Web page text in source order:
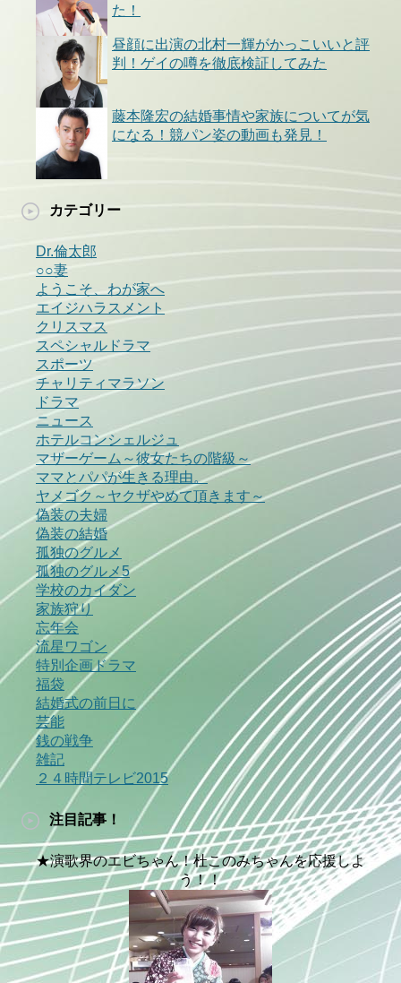
た！
昼顔に出演の北村一輝がかっこいいと評
判！ゲイの噂を徹底検証してみた
藤本隆宏の結婚事情や家族についてが気
になる！競パン姿の動画も発見！
カテゴリー
Dr.倫太郎
○○妻
ようこそ、わが家へ
エイジハラスメント
クリスマス
スペシャルドラマ
スポーツ
チャリティマラソン
ドラマ
ニュース
ホテルコンシェルジュ
マザーゲーム～彼女たちの階級～
ママとパパが生きる理由。
ヤメゴク～ヤクザやめて頂きます～
偽装の夫婦
偽装の結婚
孤独のグルメ
孤独のグルメ5
学校のカイダン
家族狩り
忘年会
流星ワゴン
特別企画ドラマ
福袋
結婚式の前日に
芸能
銭の戦争
雑記
２４時間テレビ2015
注目記事！
★演歌界のエビちゃん！杜このみちゃんを応援しよ
う！！